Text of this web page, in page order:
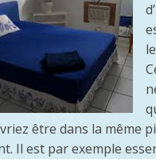
être dans la même
Il est par exemple